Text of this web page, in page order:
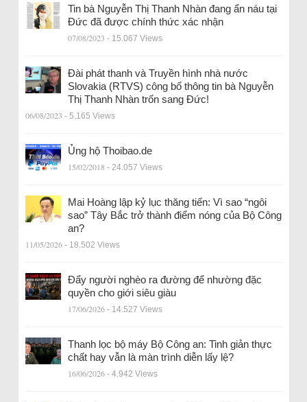
Tin bà Nguyễn Thị Thanh Nhàn đang ẩn náu tại
Đức đã được chính thức xác nhận
07/08/2023 - 15.067 Views
Đài phát thanh và Truyền hình nhà nước
Slovakia (RTVS) công bố thông tin bà Nguyễn
Thị Thanh Nhàn trốn sang Đức!
06/08/2023 - 5.165 Views
Ủng hộ Thoibao.de
15/02/2018 - 24.057 Views
Mai Hoàng lập kỷ lục thăng tiến: Vì sao “ngôi
sao” Tây Bắc trở thành điểm nóng của Bộ Công
an?
11/05/2026 - 18.502 Views
Đẩy người nghèo ra đường để nhường đặc
quyền cho giới siêu giàu
17/06/2026 - 14.527 Views
Thanh lọc bộ máy Bộ Công an: Tinh giản thực
chất hay vẫn là màn trình diễn lấy lệ?
16/06/2026 - 4.942 Views